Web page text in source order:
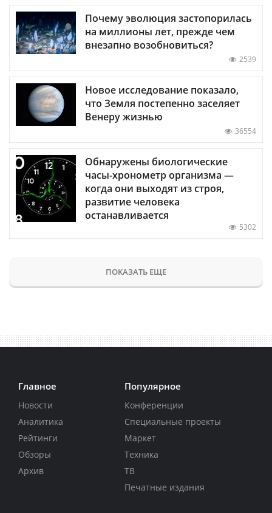
Почему эволюция застопорилась
на миллионы лет, прежде чем
внезапно возобновиться?
2539
Новое исследование показало,
что Земля постепенно заселяет
Венеру жизнью
36554
Обнаружены биологические
часы-хронометр организма —
когда они выходят из строя,
развитие человека
останавливается
5302
ПОКАЗАТЬ ЕЩЕ
Главное
Новости
Аналитика
Рейтинги
Обзоры
Архив
Популярное
Конференции
Специальные проекты
Маркет
Техника
ТВ
Печатные издания